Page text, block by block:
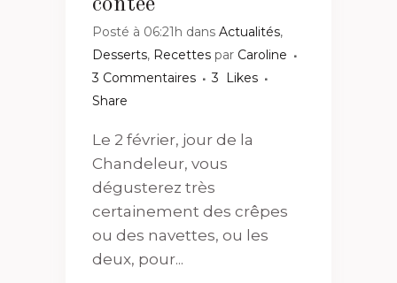
contée
Posté à 06:21h dans Actualités,
Desserts, Recettes par Caroline
3 Commentaires
3
Likes
Share
Le 2 février, jour de la
Chandeleur, vous
dégusterez très
certainement des crêpes
ou des navettes, ou les
deux, pour...